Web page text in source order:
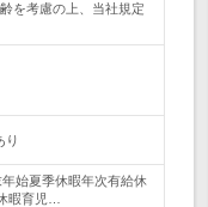
を考慮の上、当社規定
り
始夏季休暇年次有給休
暇育児…